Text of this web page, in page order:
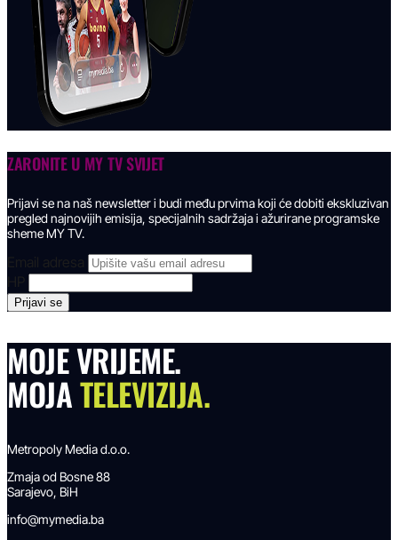
ZARONITE U MY TV SVIJET
Prijavi se na naš newsletter i budi među prvima koji će dobiti ekskluzivan
pregled najnovijih emisija, specijalnih sadržaja i ažurirane programske
sheme MY TV.
Email adresa
MOJE VRIJEME.
MOJATELEVIZIJA.
Metropoly Media d.o.o.
Zmaja od Bosne 88
Sarajevo, BiH
info@mymedia.ba